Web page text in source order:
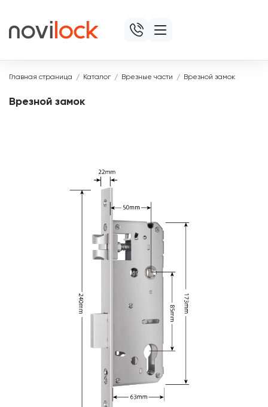
Главная страница Каталог Врезные части Врезной замок
Врезной замок